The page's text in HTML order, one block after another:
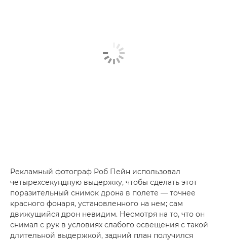
Рекламный фотограф Роб Пейн использовал
четырехсекундную выдержку, чтобы сделать этот
поразительный снимок дрона в полете — точнее
красного фонаря, установленного на нем; сам
движущийся дрон невидим. Несмотря на то, что он
снимал с рук в условиях слабого освещения с такой
длительной выдержкой, задний план получился